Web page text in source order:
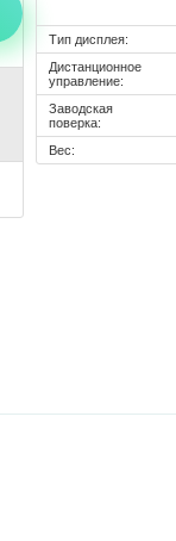
Тип дисплея:
Дистанционное
управление:
Заводская
поверка:
Вес: